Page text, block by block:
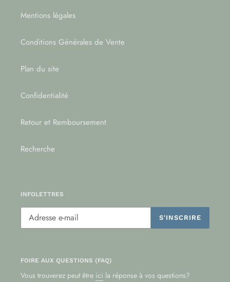
Mentions légales
Conditions Générales de Vente
Plan du site
Confidentialité
Retour et Remboursement
Recherche
INFOLETTRES
S'INSCRIRE
FOIRE AUX QUESTIONS (FAQ)
Vous trouverez peut être ici la réponse à vos questions?